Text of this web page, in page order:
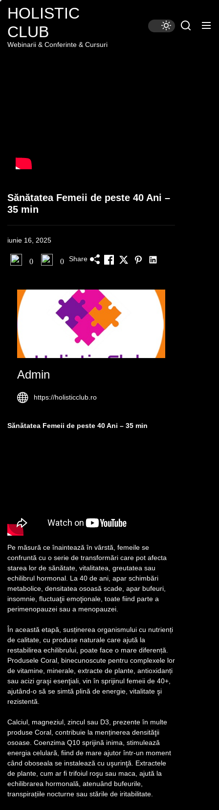
the
content
HOLISTIC
CLUB
Webinarii & Conferinte & Cursuri
Sănătatea Femeii de peste 40 Ani –
35 min
iunie 16, 2025
0 0 Share
Admin
https://holisticclub.ro
Sănătatea Femeii de peste 40 Ani – 35 min
Pe măsură ce înaintează în vârstă, femeile se
confruntă cu o serie de transformări care pot afecta
starea lor de sănătate, vitalitatea, greutatea sau
echilibrul hormonal. La 40 de ani, apar schimbări
metabolice, densitatea osoasă scade, apar bufeuri,
insomnie, fluctuaţii emoţionale, toate fiind parte a
perimenopauzei sau a menopauzei.
În această etapă, susținerea organismului cu nutrienți
de calitate, cu produse naturale care ajută la
restabilirea echilibrului, poate face o mare diferență.
Produsele Coral, binecunoscute pentru complexele lor
de vitamine, minerale, extracte de plante, antioxidanți
sau acizi graşi esenţiali, vin în sprijinul femeii de 40+,
ajutând-o să se simtă plină de energie, vitalitate şi
rezistentă.
Calciul, magneziul, zincul sau D3, prezente în multe
produse Coral, contribuie la menținerea densităţii
osoase. Coenzima Q10 sprijină inima, stimulează
energia celulară, fiind de mare ajutor într-un moment
când oboseala se instalează cu uşurinţă. Extractele
de plante, cum ar fi trifoiul roşu sau maca, ajută la
echilibrarea hormonală, atenuând bufeurile,
transpirațiile nocturne sau stările de iritabilitate.